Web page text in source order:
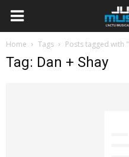
Home Tags Posts tagged with
Tag: Dan + Shay